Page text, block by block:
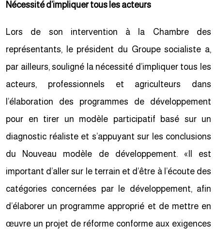
Nécessité d’impliquer tous les acteurs
Lors de son intervention à la Chambre des
représentants, le président du Groupe socialiste a,
par ailleurs, souligné la nécessité d’impliquer tous les
acteurs, professionnels et agriculteurs dans
l’élaboration des programmes de développement
pour en tirer un modèle participatif basé sur un
diagnostic réaliste et s’appuyant sur les conclusions
du Nouveau modèle de développement. «Il est
important d’aller sur le terrain et d’être à l’écoute des
catégories concernées par le développement, afin
d’élaborer un programme approprié et de mettre en
œuvre un projet de réforme conforme aux exigences